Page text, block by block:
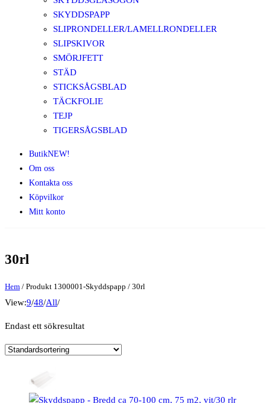
SKYDDSPAPP
SLIPRONDELLER/LAMELLRONDELLER
SLIPSKIVOR
SMÖRJFETT
STÄD
STICKSÅGSBLAD
TÄCKFOLIE
TEJP
TIGERSÅGSBLAD
ButikNEW!
Om oss
Kontakta oss
Köpvilkor
Mitt konto
30rl
Hem / Produkt 1300001-Skyddspapp / 30rl
View:9/48/All/
Endast ett sökresultat